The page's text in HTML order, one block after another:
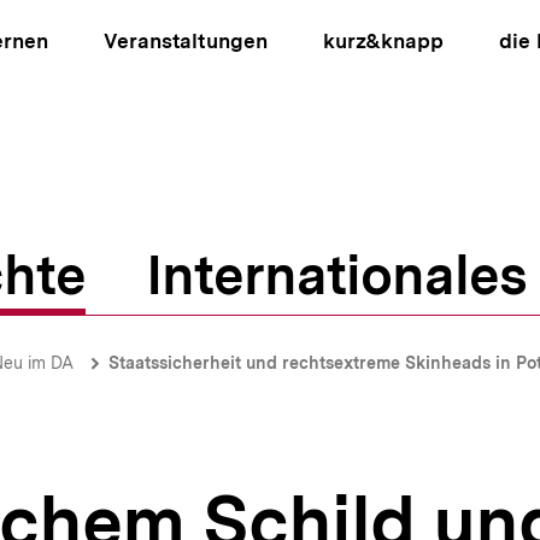
Veranstaltungen kurz&knapp die
Internationales
im DA Staatssicherheit und rechtsextreme Skinheads in
Schild